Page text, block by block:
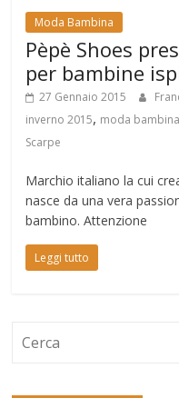
Moda Bambina
Pèpè Shoes
per bambine
27 Gennaio 2015
inverno 2015, moda bambina
Scarpe
Marchio italiano la cui
nasce da una vera
bambino. Attenzione
Leggi tutto